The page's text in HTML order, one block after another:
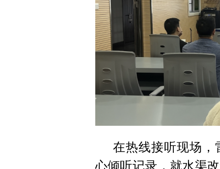
在热线接听现场，
心倾听记录，就水渠